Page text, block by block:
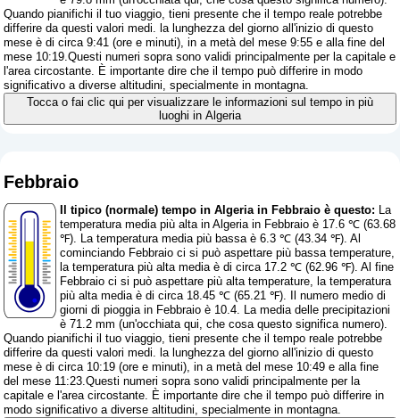
Quando pianifichi il tuo viaggio, tieni presente che il tempo reale potrebbe
differire da questi valori medi. la lunghezza del giorno all'inizio di questo
mese è di circa 9:41 (ore e minuti), in a metà del mese 9:55 e alla fine del
mese 10:19.Questi numeri sopra sono validi principalmente per la capitale e
l'area circostante. È importante dire che il tempo può differire in modo
significativo a diverse altitudini, specialmente in montagna.
Tocca o fai clic qui per visualizzare le informazioni sul tempo in più
luoghi in Algeria
Febbraio
Il tipico (normale) tempo in Algeria in Febbraio è questo: La
temperatura media più alta in Algeria in Febbraio è 17.6 ℃ (63.68
℉). La temperatura media più bassa è 6.3 ℃ (43.34 ℉). Al
cominciando Febbraio ci si può aspettare più bassa temperature,
la temperatura più alta media è di circa 17.2 ℃ (62.96 ℉). Al fine
Febbraio ci si può aspettare più alta temperature, la temperatura
più alta media è di circa 18.45 ℃ (65.21 ℉). Il numero medio di
giorni di pioggia in Febbraio è 10.4. La media delle precipitazioni
è 71.2 mm (un'occhiata qui, che cosa questo significa numero).
Quando pianifichi il tuo viaggio, tieni presente che il tempo reale potrebbe
differire da questi valori medi. la lunghezza del giorno all'inizio di questo
mese è di circa 10:19 (ore e minuti), in a metà del mese 10:49 e alla fine
del mese 11:23.Questi numeri sopra sono validi principalmente per la
capitale e l'area circostante. È importante dire che il tempo può differire in
modo significativo a diverse altitudini, specialmente in montagna.